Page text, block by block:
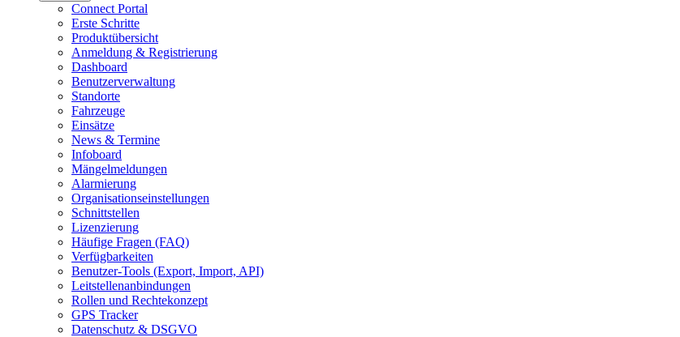
Connect Portal
Erste Schritte
Produktübersicht
Anmeldung & Registrierung
Dashboard
Benutzerverwaltung
Standorte
Fahrzeuge
Einsätze
News & Termine
Infoboard
Mängelmeldungen
Alarmierung
Organisationseinstellungen
Schnittstellen
Lizenzierung
Häufige Fragen (FAQ)
Verfügbarkeiten
Benutzer-Tools (Export, Import, API)
Leitstellenanbindungen
Rollen und Rechtekonzept
GPS Tracker
Datenschutz & DSGVO